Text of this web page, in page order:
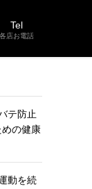
Tel
各店お電話
テ防止
の健康
動を続